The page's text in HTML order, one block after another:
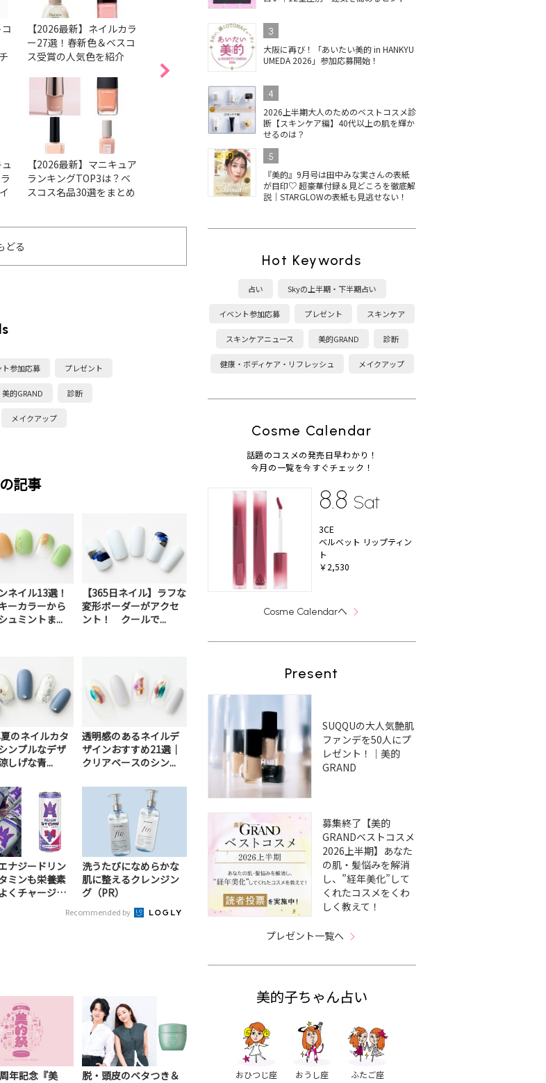
【2026最新】ネイルカラ
ー27選！春新色＆ベスコ
ス受賞の人気色を紹介
【2026最新】マニキュア
ランキングTOP3は？ベ
スコス名品30選をまとめ
【2026最新】ネイルの人
気色38選！ベスコス受賞
色＆春の新色・限定色ま
とめ
【2026最新】アディクシ
ョンの人気ネイル5選！
ベスコス受賞色＆春新色
が最新ベスコス1位！上
品ツヤベージュに注目
THREE ネイルラッカー
の人気色は？2025秋冬限
定色・ベスコス受賞カラ
ネイル！秋冬新色＆ベス
マニキュア ヴェルニの秋
冬新色に注目！おすすめ
どる
ト参加応募 プレゼント
美的GRAND 診断
メイクアップ
記事
ネイル13選！
ーカラーから
ュミントま...
【365日ネイル】ラフな
変形ボーダーがアクセ
ント！ クールで...
のネイルカタ
ンプルなデザ
しげな青...
透明感のあるネイルデ
ザインおすすめ21選｜
クリアベースのシン...
ナジードリン
ミンも栄養素
くチャージ！
洗うたびになめらかな
肌に整えるクレンジン
グ（PR）
Recommended by
年記念『美
脱・頭皮のベタつき＆
3
大阪に再び！「あいたい美的 in HANKYU
UMEDA 2026」参加応募開始！
4
2026上半期大人のためのベストコスメ診
断【スキンケア編】40代以上の肌を輝か
せるのは？
5
『美的』9月号は田中みな実さんの表紙
が目印♡ 超豪華付録＆見どころを徹底解
説｜STARGLOWの表紙も見逃せない！
Hot Keywords
占い Skyの上半期・下半期占い
イベント参加応募 プレゼント スキンケア
スキンケアニュース 美的GRAND 診断
健康・ボディケア・リフレッシュ メイクアップ
Cosme Calendar
話題のコスメの発売日早わかり！
今月の一覧を今すぐチェック！
8.8 Sat
3CE
ベルベット リップティン
ト
￥2,530
Cosme Calendarへ
Present
SUQQUの大人気艶肌
ファンデを50人にプ
レゼント！｜美的
GRAND
募集終了【美的
GRANDベストコスメ
2026上半期】あなた
の肌・髪悩みを解消
し、”経年美化”して
くれたコスメをくわ
しく教えて！
プレゼント一覧へ
美的子ちゃん占い
おひつじ座 おうし座 ふたご座